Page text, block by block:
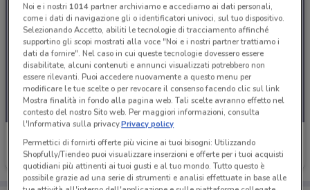
Findomestic
Scade il 03/09 2.9 km
Noi e i nostri 1014partner archiviamo e accediamo ai dati personali,
come i dati di navigazione gli o identificatori univoci, sul tuo dispositivo.
Selezionando Accetto, abiliti le tecnologie di tracciamento affinché
supportino gli scopi mostrati alla voce "Noi e i nostri partner trattiamo i
dati da fornire". Nel caso in cui queste tecnologie dovessero essere
disabilitate, alcuni contenuti e annunci visualizzati potrebbero non
essere rilevanti. Puoi accedere nuovamente a questo menu per
modificare le tue scelte o per revocare il consenso facendo clic sul link
Mostra finalità in fondo alla pagina web. Tali scelte avranno effetto nel
contesto del nostro Sito web. Per maggiori informazioni, consulta
l'Informativa sulla privacy.Privacy policy
Permettici di fornirti offerte più vicine ai tuoi bisogni: Utilizzando
Shopfully/Tiendeo puoi visualizzare inserzioni e offerte per i tuoi acquisti
quotidiani più attinenti ai tuoi gusti e al tuo mondo. Tutto questo è
possibile grazie ad una serie di strumenti e analisi effettuate in base alle